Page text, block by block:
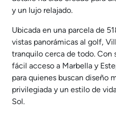
y un lujo relajado.
Ubicada en una parcela de
vistas panorámicas al golf,
tranquilo cerca de todo. Con
fácil acceso a Marbella y
para quienes buscan diseño
privilegiada y un estilo de
Sol.